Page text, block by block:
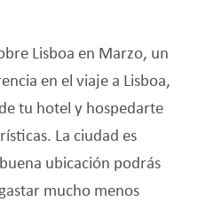
Lisboa en Marzo, un
en el viaje a Lisboa,
tu hotel y hospedarte
La ciudad es
ubicación podrás
mucho menos